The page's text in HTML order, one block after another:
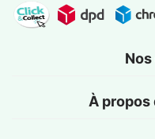
À propos